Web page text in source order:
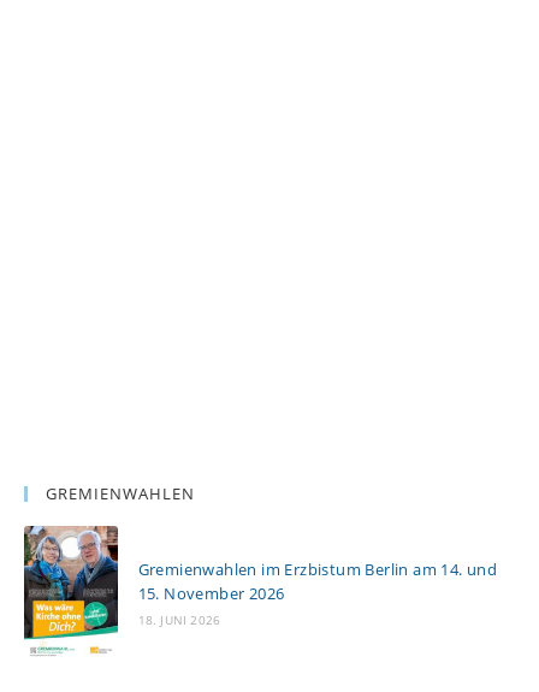
GREMIENWAHLEN
Gremienwahlen im Erzbistum Berlin am 14. und
15. November 2026
18. JUNI 2026